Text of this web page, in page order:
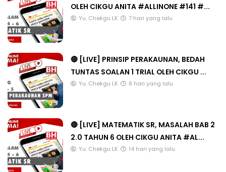
OLEH CIKGU ANITA #ALLINONE #141 #...
Yu. Chekgu LK 7 hari yang lalu
🔴 [LIVE] PRINSIP PERAKAUNAN, BEDAH
TUNTAS SOALAN 1 TRIAL OLEH CIKGU ...
Yu. Chekgu LK 8 hari yang lalu
🔴 [LIVE] MATEMATIK SR, MASALAH BAB 2
2.0 TAHUN 6 OLEH CIKGU ANITA #AL...
Yu. Chekgu LK 14 hari yang lalu